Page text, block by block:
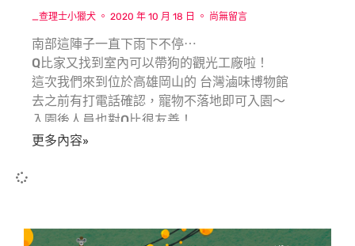
_查理士小獵犬 2020 年 10 月 18 日 尚無留言
南部這陣子一直下雨下不停⋯
Q比家又找到室內可以帶狗的觀光工廠啦！
這次我們來到位於高雄岡山的 台灣滷味博物館
去之前有打電話確認，寵物不落地即可入園～
入園後人員也對Q比很友善！
更多內容»